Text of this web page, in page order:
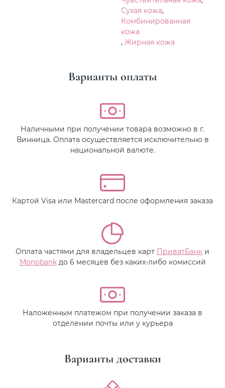
Сухая кожа,
Комбинированная
кожа
, Жирная кожа
Варианты оплаты
Наличными при получении товара возможно в г.
Винница. Оплата осуществляется исключительно в
национальной валюте.
Картой Visa или Mastercard после оформления заказа
Оплата частями для владельцев карт ПриватБанк и
Monobankдо 6 месяцев без каких-либо комиссий
Наложенным платежом при получении заказа в
отделении почты или у курьера
Варианты доставки